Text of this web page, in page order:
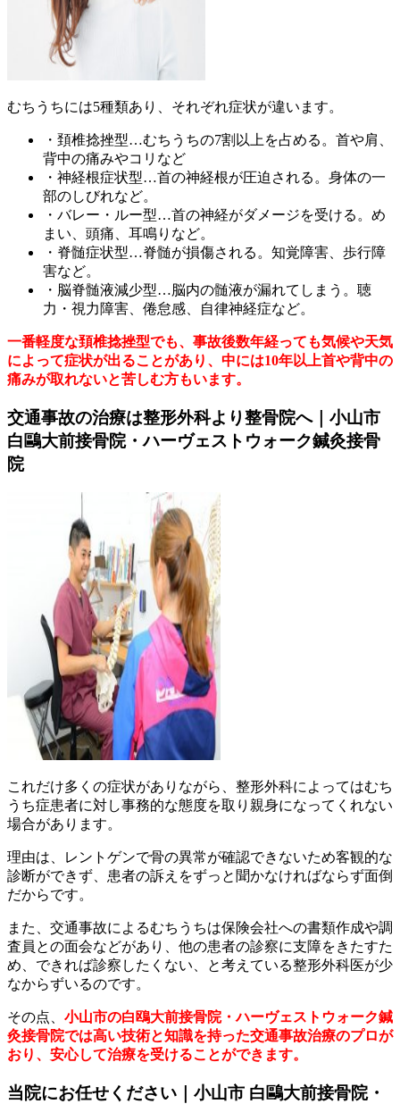
むちうちには5種類あり、それぞれ症状が違います。
・頚椎捻挫型…むちうちの7割以上を占める。首や肩、
背中の痛みやコリなど
・神経根症状型…首の神経根が圧迫される。身体の一
部のしびれなど。
・バレー・ルー型…首の神経がダメージを受ける。め
まい、頭痛、耳鳴りなど。
・脊髄症状型…脊髄が損傷される。知覚障害、歩行障
害など。
・脳脊髄液減少型…脳内の髄液が漏れてしまう。聴
力・視力障害、倦怠感、自律神経症など。
一番軽度な頚椎捻挫型でも、事故後数年経っても気候や天気
によって症状が出ることがあり、中には10年以上首や背中の
痛みが取れないと苦しむ方もいます。
交通事故の治療は整形外科より整骨院へ｜小山市
白鷗大前接骨院・ハーヴェストウォーク鍼灸接骨
院
これだけ多くの症状がありながら、整形外科によってはむち
うち症患者に対し事務的な態度を取り親身になってくれない
場合があります。
理由は、レントゲンで骨の異常が確認できないため客観的な
診断ができず、患者の訴えをずっと聞かなければならず面倒
だからです。
また、交通事故によるむちうちは保険会社への書類作成や調
査員との面会などがあり、他の患者の診察に支障をきたすた
め、できれば診察したくない、と考えている整形外科医が少
なからずいるのです。
その点、 小山市の白鴎大前接骨院・ハーヴェストウォーク鍼
灸接骨院では高い技術と知識を持った交通事故治療のプロが
おり、安心して治療を受けることができます。
当院にお任せください｜小山市 白鷗大前接骨院・